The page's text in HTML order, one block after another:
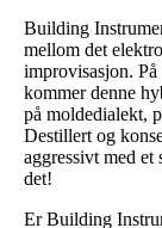
Building
mellom det
improvisasjon.
kommer denne
på moldedialekt,
Destillert og
aggressivt med
det!
Er Building